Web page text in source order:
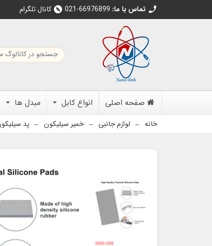
call تماس با ما: 021-66976899
explore کانال تلگرام
صفحه اصلی انواع کابل مبدل ها
خانه لوازم جانبی خمیر سیلیکون پد سیلیکون